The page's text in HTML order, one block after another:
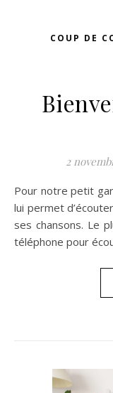
COUP DE
2
Pour notre petit garçon Léon, grand fan de musique, Jooki
lui permet
ses chansons. Le
téléphone pour